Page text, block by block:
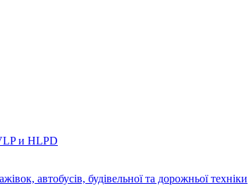
и HLPD
автобусів, будівельної та дорожньої техніки